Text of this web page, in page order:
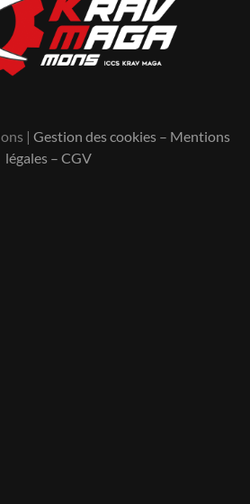
| Gestion des cookies– Mentions
légales – CGV